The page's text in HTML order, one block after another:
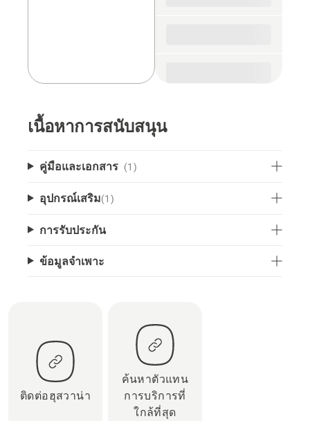
เนื้อหาการสนับสนุน
คู่มือและเอกสาร (1)
อุปกรณ์เสริม(1 )
การรับประกัน
ข้อมูลจำเพาะ
ติดต่อฮุสวาน่า
ค้นหาตัวแทน
การบริการที่
ใกล้ที่สุด